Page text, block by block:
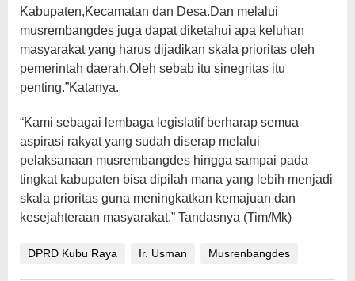
Kabupaten,Kecamatan dan Desa.Dan melalui
musrembangdes juga dapat diketahui apa keluhan
masyarakat yang harus dijadikan skala prioritas oleh
pemerintah daerah.Oleh sebab itu sinegritas itu
penting.”Katanya.
“Kami sebagai lembaga legislatif berharap semua
aspirasi rakyat yang sudah diserap melalui
pelaksanaan musrembangdes hingga sampai pada
tingkat kabupaten bisa dipilah mana yang lebih menjadi
skala prioritas guna meningkatkan kemajuan dan
kesejahteraan masyarakat.” Tandasnya (Tim/Mk)
DPRD Kubu Raya Ir. Usman Musrenbangdes